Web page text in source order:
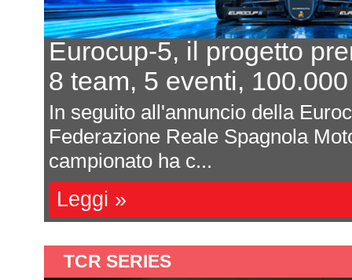
In 7 per un posto al sole
L'equilibrio che persiste
Davide Attanasio - FotocarÈ
magnum di corse, di
sono affastella...
Leggi »
TCR SERIES